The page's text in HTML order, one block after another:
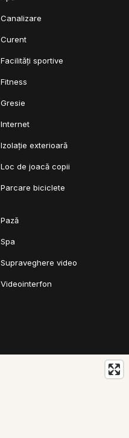
Canalizare
Curent
Facilități sportive
Fitness
Gresie
Internet
Izolație exterioară
Loc de joacă copii
Parcare biciclete
Pază
Spa
Supraveghere video
Videointerfon